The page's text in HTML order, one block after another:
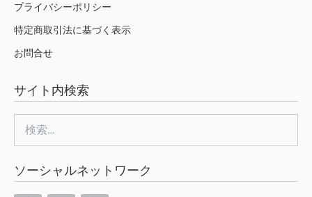
プライバシーポリシー
特定商取引法に基づく表示
お問合せ
サイト内検索
索:
ソーシャルネットワーク